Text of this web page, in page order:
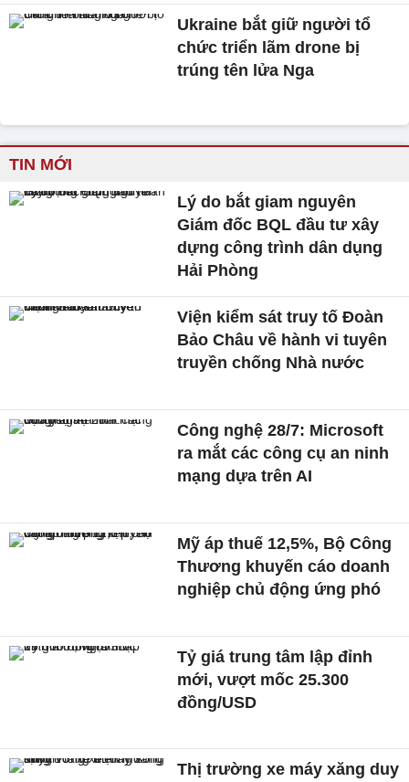
Ukraine bắt giữ người tổ
chức triển lãm drone bị
trúng tên lửa Nga
TIN MỚI
Lý do bắt giam nguyên
Giám đốc BQL đầu tư xây
dựng công trình dân dụng
Hải Phòng
Viện kiểm sát truy tố Đoàn
Bảo Châu về hành vi tuyên
truyền chống Nhà nước
Công nghệ 28/7: Microsoft
ra mắt các công cụ an ninh
mạng dựa trên AI
Mỹ áp thuế 12,5%, Bộ Công
Thương khuyến cáo doanh
nghiệp chủ động ứng phó
Tỷ giá trung tâm lập đỉnh
mới, vượt mốc 25.300
đồng/USD
Thị trường xe máy xăng duy